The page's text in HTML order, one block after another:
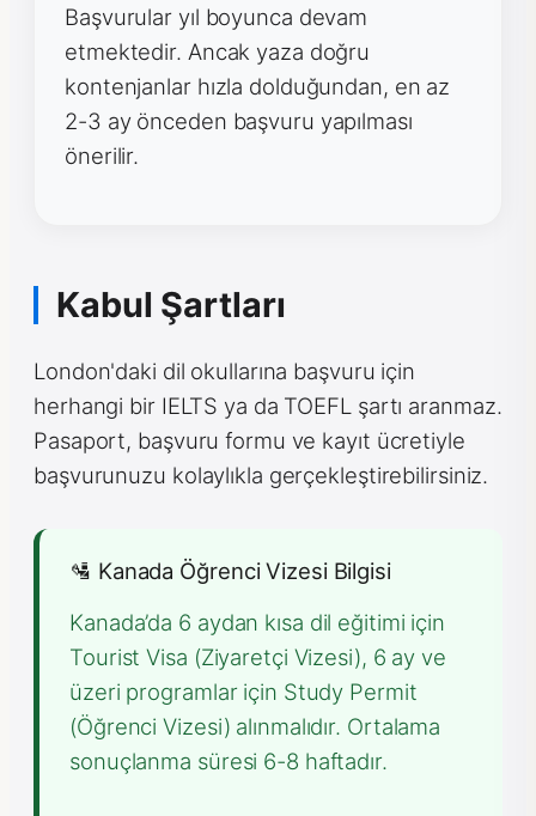
Başvurular yıl boyunca devam
etmektedir. Ancak yaza doğru
kontenjanlar hızla dolduğundan, en az
2-3 ay önceden başvuru yapılması
önerilir.
Kabul Şartları
London'daki dil okullarına başvuru için
herhangi bir IELTS ya da TOEFL şartı aranmaz.
Pasaport, başvuru formu ve kayıt ücretiyle
başvurunuzu kolaylıkla gerçekleştirebilirsiniz.
🛂 Kanada Öğrenci Vizesi Bilgisi
Kanada’da 6 aydan kısa dil eğitimi için
Tourist Visa (Ziyaretçi Vizesi), 6 ay ve
üzeri programlar için Study Permit
(Öğrenci Vizesi) alınmalıdır. Ortalama
sonuçlanma süresi 6-8 haftadır.